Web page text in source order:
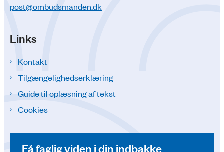
post@ombudsmanden.dk
Links
Kontakt
Tilgængelighedserklæring
Guide til oplæsning af tekst
Cookies
Få faglig viden i din indbakke